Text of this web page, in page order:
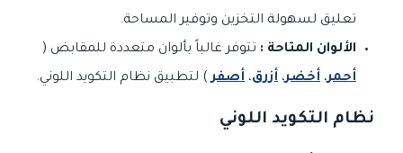
تعليق لسهولة التخزين وتوفير المساحة.
الألوان المتاحة : تتوفر غالباً بألوان متعددة للمقابض (
أحمر، أخضر، أزرق، أصفر ) لتطبيق نظام التكويد اللوني.
نظام التكويد اللوني